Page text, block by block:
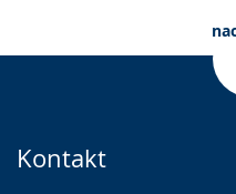
Kontakt